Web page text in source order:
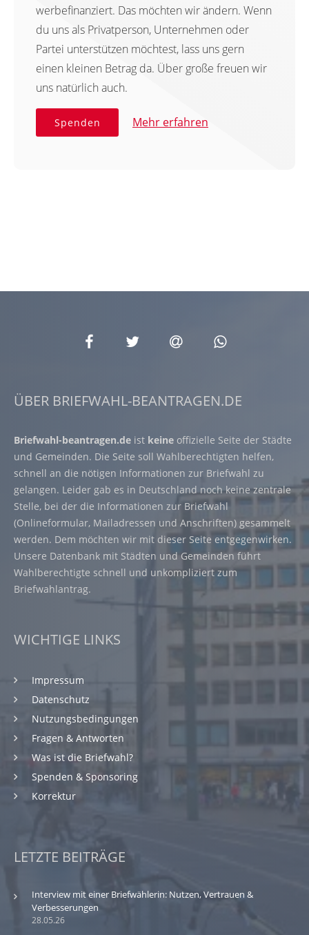
werbefinanziert. Das möchten wir ändern. Wenn
du uns als Privatperson, Unternehmen oder
Partei unterstützen möchtest, lass uns gern
einen kleinen Betrag da. Über große freuen wir
uns natürlich auch.
Spenden Mehr erfahren
ÜBER BRIEFWAHL-BEANTRAGEN.DE
Briefwahl-beantragen.de ist keine offizielle Seite der Städte
und Gemeinden. Die Seite soll Wahlberechtigten helfen,
schnell an die nötigen Informationen zur Briefwahl zu
gelangen. Leider gab es in Deutschland noch keine zentrale
Stelle, bei der die Informationen zur Briefwahl
(Onlineformular, Mailadressen und Anschriften) gesammelt
werden. Dem möchten wir mit dieser Seite entgegenwirken.
Unsere Datenbank mit Städten und Gemeinden führt
Wahlberechtigte schnell und unkompliziert zum
Briefwahlantrag.
WICHTIGE LINKS
Impressum
Datenschutz
Nutzungsbedingungen
Fragen & Antworten
Was ist die Briefwahl?
Spenden & Sponsoring
Korrektur
LETZTE BEITRÄGE
28.05.26
Interview mit einer Briefwählerin: Nutzen, Vertrauen &
Verbesserungen